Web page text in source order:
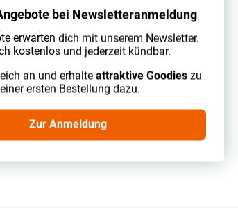
4 x 50 m 60
my
€
10 Rollen | 1 Rolle = 50 m
inkl. 19% USt.
Zum Artikel
bei Newsletteranmeldung
erwarten dich mit unserem Newsletter.
kostenlos und jederzeit kündbar.
an und erhalte attraktive Goodieszu
ersten Bestellung dazu.
Zur Anmeldung